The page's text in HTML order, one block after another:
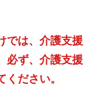
では、介護支援
必ず、介護支援
ださい。